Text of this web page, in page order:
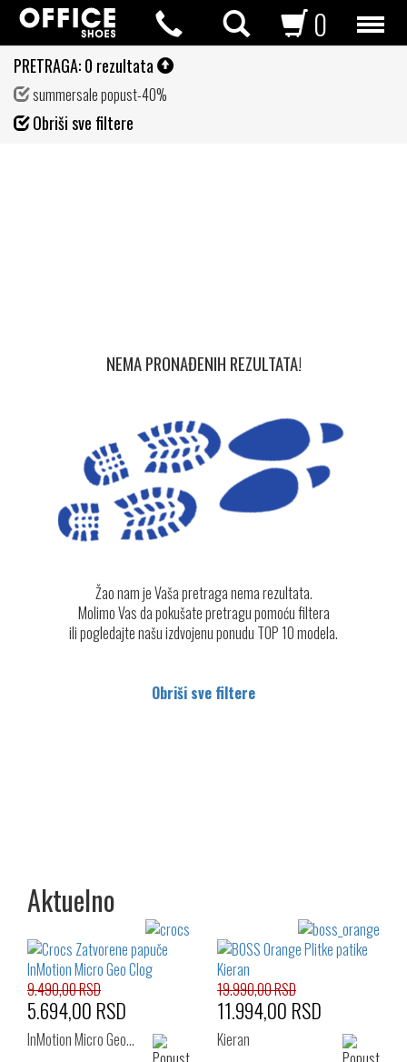
0
PRETRAGA:0 rezultata
summersale popust-40%
Obriši sve filtere
NEMA PRONAĐENIH REZULTATA!
Žao nam je Vaša pretraga nema rezultata.
Molimo Vas da pokušate pretragu pomoću filtera
ili pogledajte našu izdvojenu ponudu TOP 10 modela.
Obriši sve filtere
Aktuelno
9.490,00 RSD
5.694,00 RSD
InMotion Micro Geo…
19.990,00 RSD
11.994,00 RSD
Kieran